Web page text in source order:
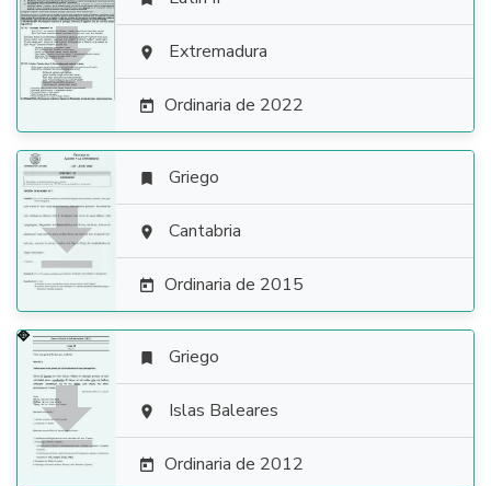
  Extremadura
 Ordinaria de 2022

 Griego
 Cantabria
 Ordinaria de 2015

 Griego
 Islas Baleares
 Ordinaria de 2012